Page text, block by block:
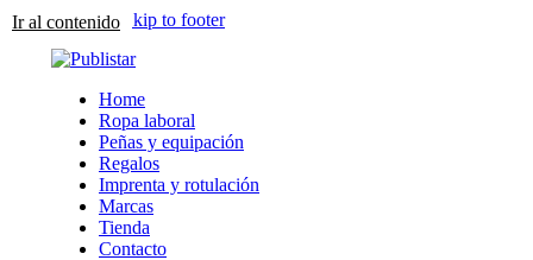
Skip to content Skip to footer
Home
Ropa laboral
Peñas y equipación
Regalos
Imprenta y rotulación
Marcas
Tienda
Contacto
Ir al contenido